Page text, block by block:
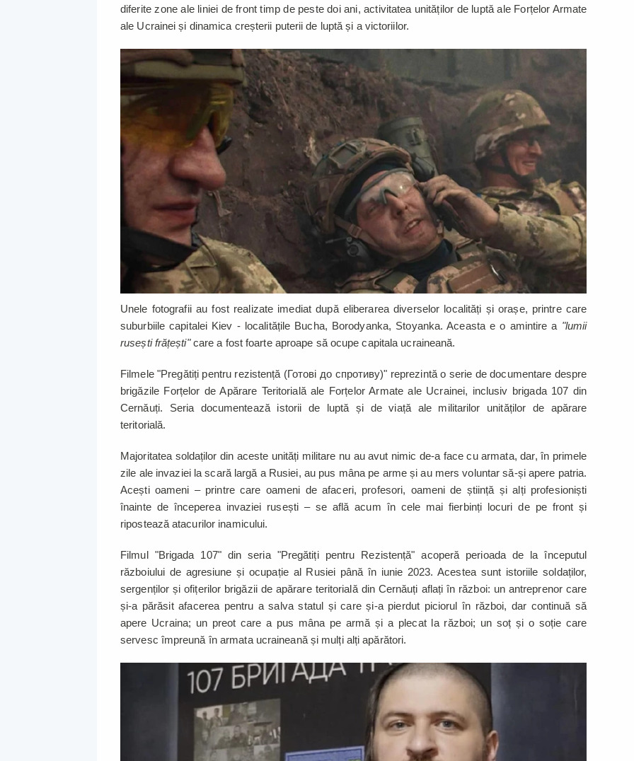
diferite zone ale liniei de front timp de peste doi ani, activitatea unităților de luptă ale Forțelor Armate
ale Ucrainei și dinamica creșterii puterii de luptă și a victoriilor.
Unele fotografii au fost realizate imediat după eliberarea diverselor localități și orașe, printre care
suburbiile capitalei Kiev - localitățile Bucha, Borodyanka, Stoyanka. Aceasta e o amintire a "lumii
rusești frățești"care a fost foarte aproape să ocupe capitala ucraineană.
Filmele "Pregătiți pentru rezistență (Готові до спротиву)" reprezintă o serie de documentare despre
brigăzile Forțelor de Apărare Teritorială ale Forțelor Armate ale Ucrainei, inclusiv brigada 107 din
Cernăuți. Seria documentează istorii de luptă și de viață ale militarilor unităților de apărare
teritorială.
Majoritatea soldaților din aceste unități militare nu au avut nimic de-a face cu armata, dar, în primele
zile ale invaziei la scară largă a Rusiei, au pus mâna pe arme și au mers voluntar să-și apere patria.
Acești oameni – printre care oameni de afaceri, profesori, oameni de știință și alți profesioniști
înainte de începerea invaziei rusești – se află acum în cele mai fierbinți locuri de pe front și
ripostează atacurilor inamicului.
Filmul "Brigada 107" din seria "Pregătiți pentru Rezistență" acoperă perioada de la începutul
războiului de agresiune și ocupație al Rusiei până în iunie 2023. Acestea sunt istoriile soldaților,
sergenților și ofițerilor brigăzii de apărare teritorială din Cernăuți aflați în război: un antreprenor care
și-a părăsit afacerea pentru a salva statul și care și-a pierdut piciorul în război, dar continuă să
apere Ucraina; un preot care a pus mâna pe armă și a plecat la război; un soț și o soție care
servesc împreună în armata ucraineană și mulți alți apărători.